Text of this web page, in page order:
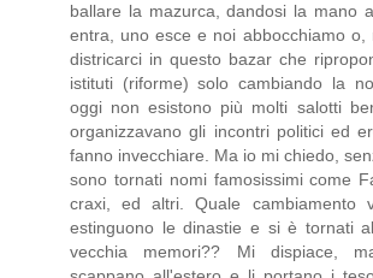
ballare la mazurca, dandosi la mano
entra, uno esce e noi abbocchiamo o,
districarci in questo bazar che
istituti (riforme) solo cambiando la
oggi non esistono più molti salotti
organizzavano gli incontri politici ed
fanno invecchiare. Ma io mi chiedo,
sono tornati nomi famosissimi come
craxi, ed altri. Quale cambiamento
estinguono le dinastie e si è tornati
vecchia memori?? Mi dispiace,